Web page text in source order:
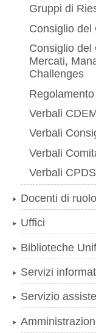
Gruppi di
Consiglio del
Consiglio del
Mercati,
Challenges
Verbali
Verbali
Verbali
Verbali CPDS
Docenti di ruolo
Uffici
Biblioteche
Servizi
Servizio